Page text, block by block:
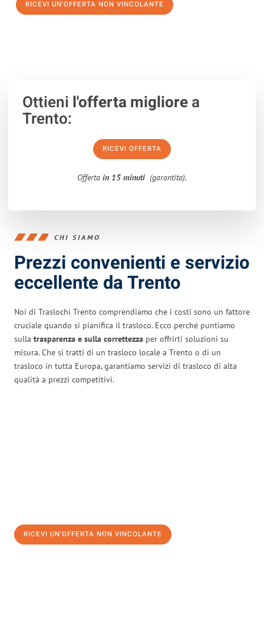
RICEVI UN'OFFERTA NON VINCOLANTE
Ottieni l'offerta migliorea
Trento:
RICEVI OFFERTA
Offerta in 15 minuti (garantita).
CHI SIAMO
Prezzi convenienti e servizio
eccellente da Trento
Noi di Traslochi Trento comprendiamo che i costi sono un fattore
cruciale quando si pianifica il trasloco. Ecco perché puntiamo
sulla trasparenza e sulla correttezza per offrirti soluzioni su
misura. Che si tratti di un trasloco locale a Trento o di un
trasloco in tutta Europa, garantiamo servizi di trasloco di alta
qualità a prezzi competitivi.
RICEVI UN'OFFERTA NON VINCOLANTE